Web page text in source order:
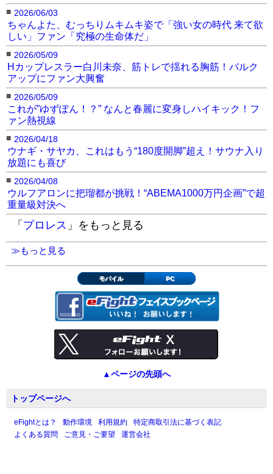
■ 2026/06/03
ちゃんよた、むっちりムキムキ姿で「強い女の時代 来て欲
しい」ファン「究極の生命体だ」
■ 2026/05/09
Hカップレスラー白川未奈、筋トレで揺れる胸筋！バルク
アップにファン大興奮
■ 2026/05/09
これが”ゆずぽん！？” なんと春麗に変身しハイキック！フ
ァン熱視線
■ 2026/04/18
ウナギ・サヤカ、これはもう“180度開脚”超え！サウナ入り
放題にも喜び
■ 2026/04/08
ウルフアロンに把瑠都が挑戦！“ABEMA1000万円企画”で超
重量級対決へ
「 プロレス 」をもっと見る
≫もっと見る
モバイル PC
▲ページの先頭へ
トップページへ
eFightとは？ 動作環境 利用規約
特定商取引法に基づく表記
よくある質問
ご意見・ご要望 運営会社